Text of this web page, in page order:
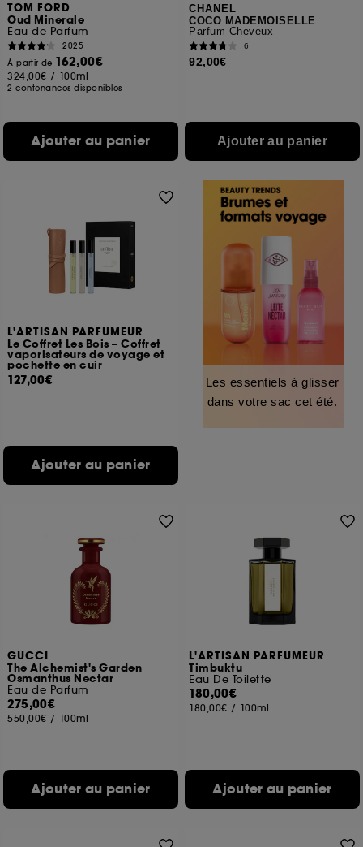
TOM FORD
Oud Minerale
Eau de Parfum
2025
À partir de 162,00€
324,00€ / 100ml
2 contenances disponibles
Ajouter au panier
CHANEL
COCO MADEMOISELLE
Parfum Cheveux
6
92,00€
Ajouter au panier
L'ARTISAN PARFUMEUR
Le Coffret Les Bois – Coffret
vaporisateurs de voyage et
pochette en cuir
127,00€
Ajouter au panier
Les essentiels à glisser
dans votre sac cet été.
GUCCI
The Alchemist's Garden
Osmanthus Nectar
Eau de Parfum
275,00€
550,00€ / 100ml
Ajouter au panier
L'ARTISAN PARFUMEUR
Timbuktu
Eau De Toilette
180,00€
180,00€ / 100ml
Ajouter au panier